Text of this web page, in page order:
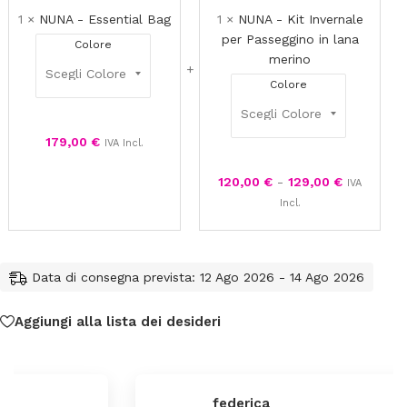
1 × NUNA - Essential Bag
Colore
179,00 € IVA Incl.
per
lana
1 × NUNA - Kit Invernale
per Passeggino in lana
merino
Colore
120,00 € - 129,00 € IVA
Incl.
Data di consegna prevista: 12 Ago 2026 - 14 Ago 2026
Aggiungi alla lista dei desideri